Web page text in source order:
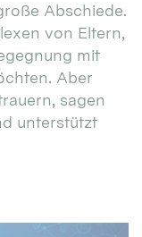
Abschiede.
von Eltern,
mit
Aber
sagen
unterstützt